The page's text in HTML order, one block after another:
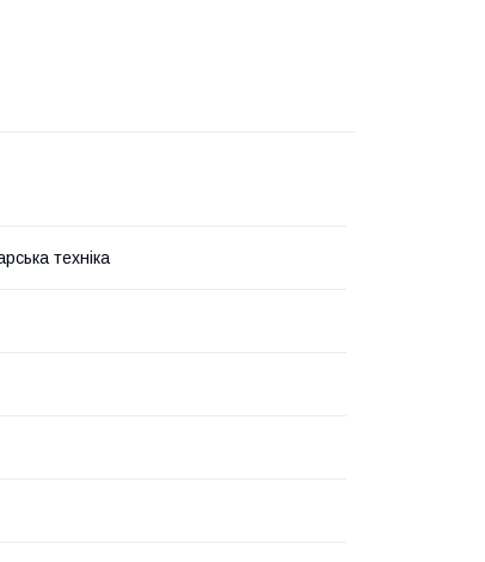
техніка